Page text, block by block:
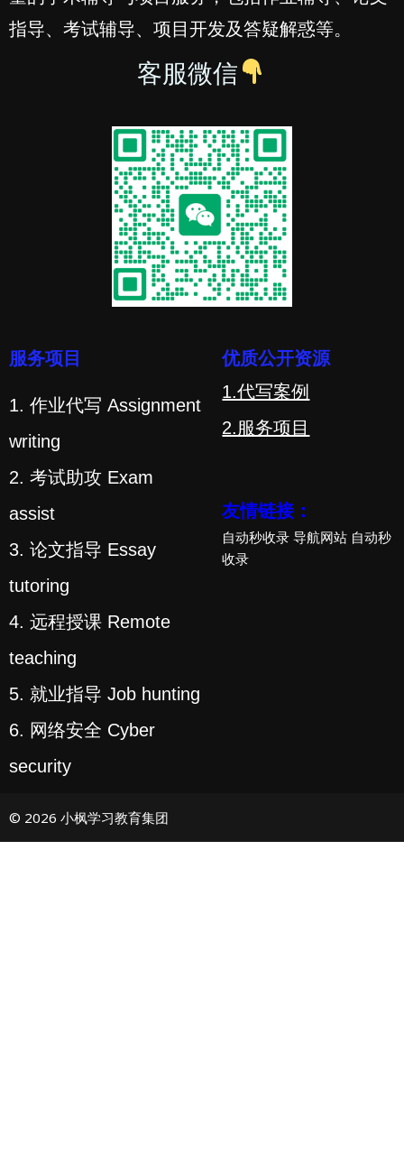
指导、考试辅导、项目开发及答疑解惑等。
客服微信
服务项目
1. 作业代写 Assignment
writing
2. 考试助攻 Exam
assist
3. 论文指导 Essay
tutoring
4. 远程授课 Remote
teaching
5. 就业指导 Job hunting
6. 网络安全 Cyber
security
优质公开资源
1.代写案例
2.服务项目
友情链接：
自动秒收录 导航网站 自动秒
收录
© 2026 小枫学习教育集团